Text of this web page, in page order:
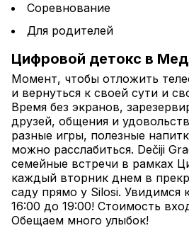
Соревнование
Для родителей
Цифровой детокс в
Момент, чтобы отложить
и вернуться к своей сути и
Время без экранов,
друзей, общения и
разные игры, полезные
можно расслабиться. Dečiji
семейные встречи в рамках
каждый вторник днем в
саду прямо у Silosi. Увидимся
16:00 до 19:00! Стоимость
Обещаем много улыбок!